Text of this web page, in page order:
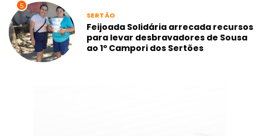
5
SERTÃO
Feijoada Solidária arrecada recursos
para levar desbravadores de Sousa
ao 1º Campori dos Sertões